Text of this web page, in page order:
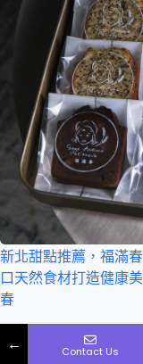
新北甜點推薦，福滿春
口天然食材打造健康
春
← Contact Us